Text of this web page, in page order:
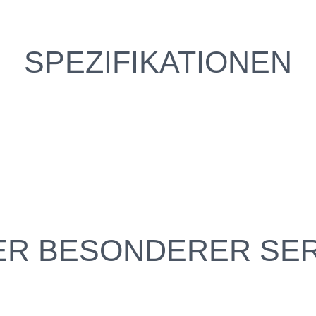
SPEZIFIKATIONEN
BESONDERER